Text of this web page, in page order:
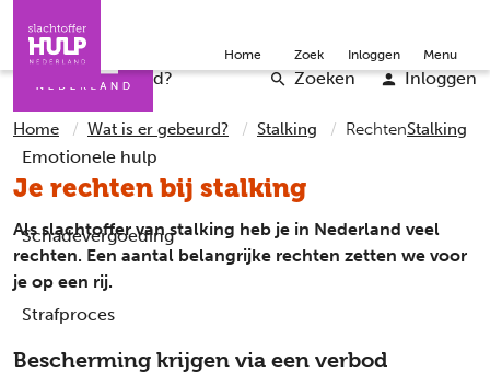
Iemand helpen Word vrijwilliger English
Wat is er gebeurd?
Emotionele hulp
Schadevergoeding
Strafproces
Zoeken Inloggen
Home Zoek Inloggen Menu
Home Wat is er gebeurd? Stalking RechtenStalking
Je rechten bij stalking
Als slachtoffer van stalking heb je in Nederland veel
rechten. Een aantal belangrijke rechten zetten we voor
je op een rij.
Bescherming krijgen via een verbod